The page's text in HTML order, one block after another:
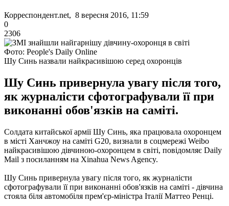
Корреспондент.net, 8 вересня 2016, 11:59
0
2306
Фото: People's Daily Online
Шу Синь назвали найкрасивішою серед охоронців
Шу Синь привернула увагу після того,
як журналісти сфотографували її при
виконанні обов'язків на саміті.
Солдата китайської армії Шу Синь, яка працювала охоронцем
в місті Ханчжоу на саміті G20, визнали в соцмережі Weibo
найкрасивішою дівчиною-охоронцем в світі, повідомляє Daily
Mail з посиланням на Xinahua News Agency.
Шу Синь привернула увагу після того, як журналісти
сфотографували її при виконанні обов'язків на саміті - дівчина
стояла біля автомобіля прем'єр-міністра Італії Маттео Ренці.